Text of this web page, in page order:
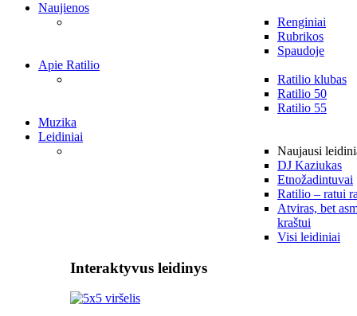
Naujienos
Renginiai
Rubrikos
Spaudoje
Apie Ratilio
Ratilio klubas
Ratilio 50
Ratilio 55
Muzika
Leidiniai
Naujausi
DJ Kaziukas
Etnožadintuvai
Ratilio – ratui
Atviras, bet
kraštui
Visi leidiniai
Interaktyvus leidinys